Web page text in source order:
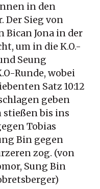
in den
Der Sieg von
Bican Jona in der
um in die K.O.-
Seung
Runde, wobei
Satz 10:12
geben
stießen bis ins
Tobias
Bin gegen
zog. (von
Sung Bin